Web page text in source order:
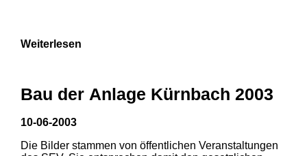
3
Weiterlesen
Bau der Anlage Kürnbach 2003
10-06-2003
Die Bilder stammen von öffentlichen Veranstaltungen